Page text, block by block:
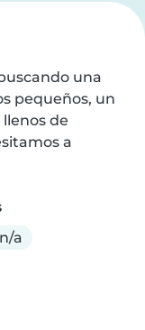
una
pequeños, un
de
a
a